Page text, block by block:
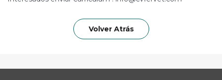
Volver Atrás